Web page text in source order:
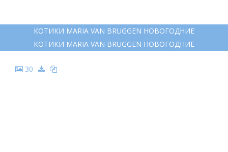
КОТИКИ MARIA VAN BRUGGEN НОВОГОДНИЕ
КОТИКИ MARIA VAN BRUGGEN НОВОГОДНИЕ
30